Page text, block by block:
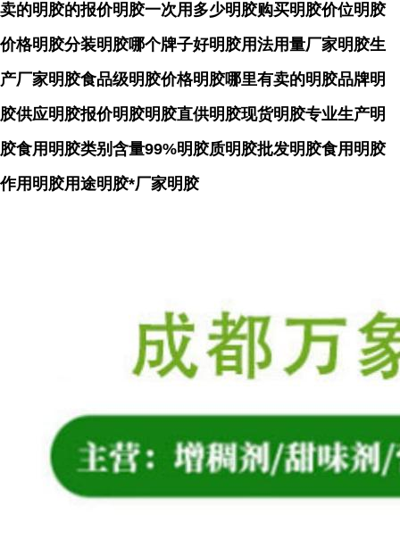
卖的明胶的报价明胶一次用多少明胶购买明胶价位明胶
价格明胶分装明胶哪个牌子好明胶用法用量厂家明胶生
产厂家明胶食品级明胶价格明胶哪里有卖的明胶品牌明
胶供应明胶报价明胶明胶直供明胶现货明胶专业生产明
胶食用明胶类别含量99%明胶质明胶批发明胶食用明胶
作用明胶用途明胶*厂家明胶